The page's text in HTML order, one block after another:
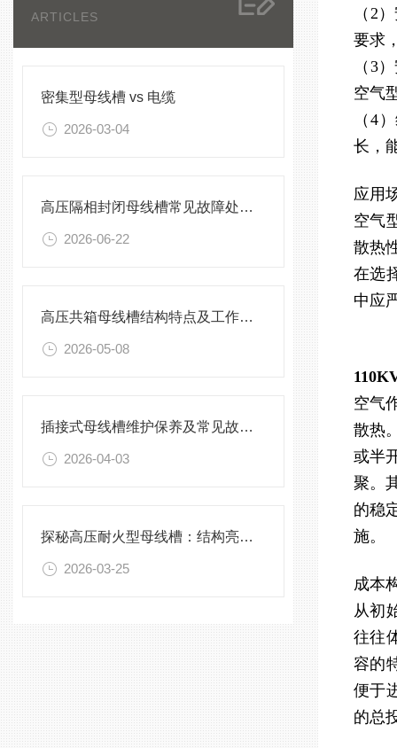
ARTICLES
密集型母线槽 vs 电缆
2026-03-04
高压隔相封闭母线槽常见故障处理方案
2026-06-22
高压共箱母线槽结构特点及工作原理
2026-05-08
插接式母线槽维护保养及常见故障处理指南
2026-04-03
探秘高压耐火型母线槽：结构亮点与实用效能
2026-03-25
（2
要求
（3
空气
（4
长，
应用
空气
散热
在选
中应
空气
散热
或半
聚。
的稳
施。
成本
从初
往往
容的
便于
的总